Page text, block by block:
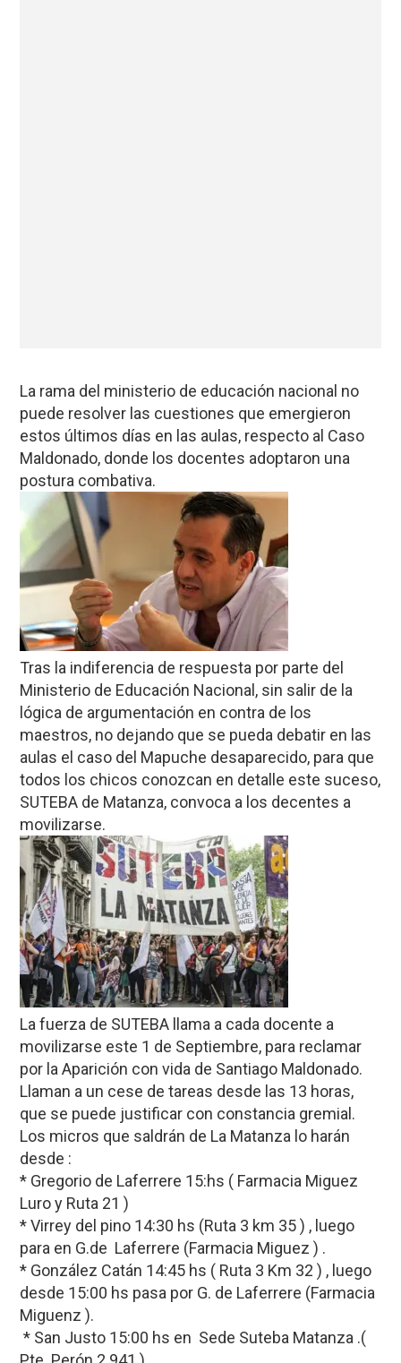
La rama del ministerio de educación nacional no
puede resolver las cuestiones que emergieron
estos últimos días en las aulas, respecto al Caso
Maldonado, donde los docentes adoptaron una
postura combativa.
Tras la indiferencia de respuesta por parte del
Ministerio de Educación Nacional, sin salir de la
lógica de argumentación en contra de los
maestros, no dejando que se pueda debatir en las
aulas el caso del Mapuche desaparecido, para que
todos los chicos conozcan en detalle este suceso,
SUTEBA de Matanza, convoca a los decentes a
movilizarse.
La fuerza de SUTEBA llama a cada docente a
movilizarse este 1 de Septiembre, para reclamar
por la Aparición con vida de Santiago Maldonado.
Llaman a un cese de tareas desde las 13 horas,
que se puede justificar con constancia gremial.
Los micros que saldrán de La Matanza lo harán
desde :
* Gregorio de Laferrere 15:hs ( Farmacia Miguez
Luro y Ruta 21 )
* Virrey del pino 14:30 hs (Ruta 3 km 35 ) , luego
para en G.de Laferrere (Farmacia Miguez ) .
* González Catán 14:45 hs ( Ruta 3 Km 32 ) , luego
desde 15:00 hs pasa por G. de Laferrere (Farmacia
Miguenz ).
* San Justo 15:00 hs en Sede Suteba Matanza .(